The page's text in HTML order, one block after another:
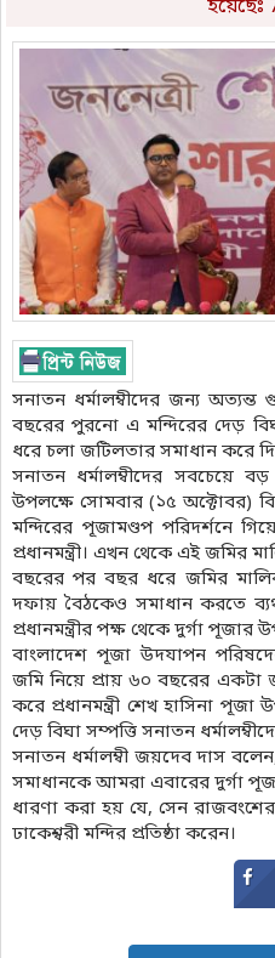
হয়েছেঃ
সনাতন ধর্মালম্বীদের জন্য অত্যন্ত
বছরের পুরনো এ মন্দিরের দেড়
ধরে চলা জটিলতার সমাধান করে
সনাতন ধর্মালম্বীদের সবচেয়ে
উপলক্ষে সোমবার (১৫ অক্টোবর)
মন্দিরের পূজামণ্ডপ পরিদর্শনে
প্রধানমন্ত্রী। এখন থেকে এই জমির
বছরের পর বছর ধরে জমির
দফায় বৈঠকেও সমাধান করতে
প্রধানমন্ত্রীর পক্ষ থেকে দুর্গা
বাংলাদেশ পূজা উদযাপন
জমি নিয়ে প্রায় ৬০ বছরের একটা
করে প্রধানমন্ত্রী শেখ হাসিনা
দেড় বিঘা সম্পত্তি সনাতন
সনাতন ধর্মালম্বী জয়দেব দাস
সমাধানকে আমরা এবারের দুর্গা
ধারণা করা হয় যে, সেন রাজবংশের
ঢাকেশ্বরী মন্দির প্রতিষ্ঠা করেন।